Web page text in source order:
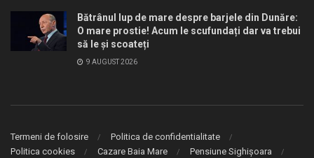
Bătrânul lup de mare despre barjele din Dunăre:
O mare prostie! Acum le scufundați dar va trebui
să le și scoateți
9 AUGUST 2026
Termeni de folosire
Politica de confidentialitate
Politica cookies
Cazare Baia Mare Pensiune Sighișoara